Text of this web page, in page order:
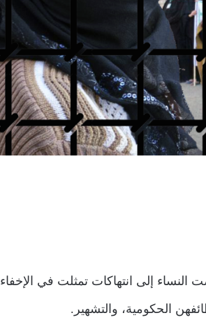
النساء إلى انتهاكات تمثلت في الإخفاء
الحكومية، والتشهير.